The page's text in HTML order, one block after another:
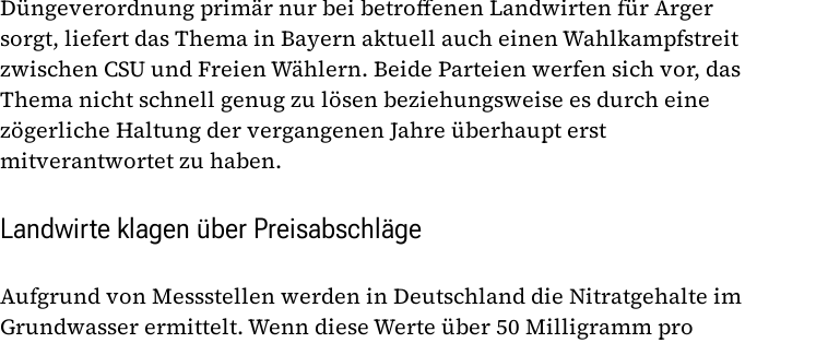
Düngeverordnung primär nur bei betroffenen Landwirten für Ärger
sorgt, liefert das Thema in Bayern aktuell auch einen Wahlkampfstreit
zwischen CSU und Freien Wählern. Beide Parteien werfen sich vor, das
Thema nicht schnell genug zu lösen beziehungsweise es durch eine
zögerliche Haltung der vergangenen Jahre überhaupt erst
mitverantwortet zu haben.
Landwirte klagen über Preisabschläge
Aufgrund von Messstellen werden in Deutschland die Nitratgehalte im
Grundwasser ermittelt. Wenn diese Werte über 50 Milligramm pro